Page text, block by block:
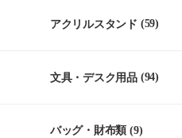
アクリルスタンド (59)
文具・デスク用品 (94)
バッグ・財布類 (9)